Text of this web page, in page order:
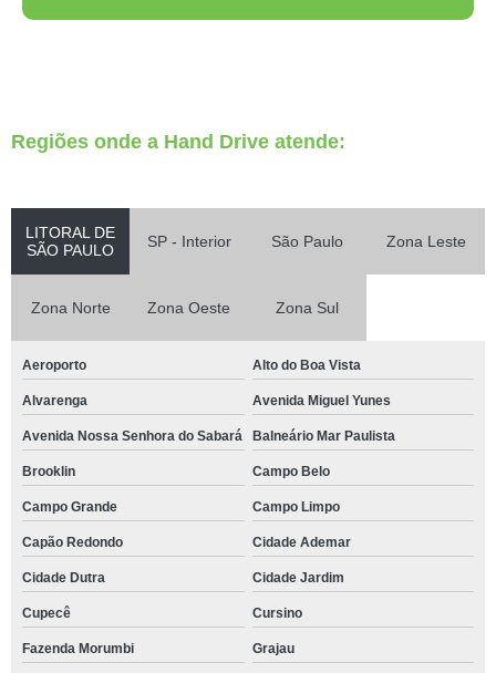
Regiões onde a Hand Drive atende:
LITORAL DE
SÃO PAULO
SP - Interior São Paulo Zona Leste
Zona Norte Zona Oeste Zona Sul
Aeroporto Alto do Boa Vista
Alvarenga Avenida Miguel Yunes
Avenida Nossa Senhora do Sabará Balneário Mar Paulista
Brooklin Campo Belo
Campo Grande Campo Limpo
Capão Redondo Cidade Ademar
Cidade Dutra Cidade Jardim
Cupecê Cursino
Fazenda Morumbi Grajau